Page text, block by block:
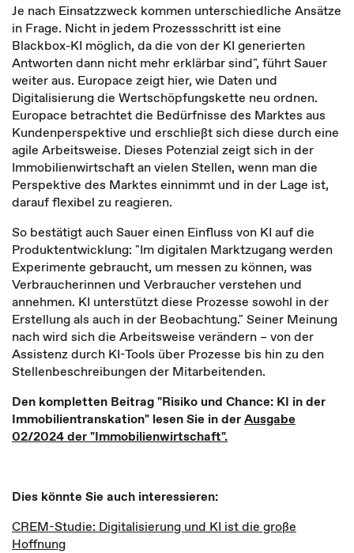
Je nach Einsatzzweck kommen unterschiedliche Ansätze
in Frage. Nicht in jedem Prozessschritt ist eine
Blackbox-KI möglich, da die von der KI generierten
Antworten dann nicht mehr erklärbar sind", führt Sauer
weiter aus. Europace zeigt hier, wie Daten und
Digitalisierung die Wertschöpfungskette neu ordnen.
Europace betrachtet die Bedürfnisse des Marktes aus
Kundenperspektive und erschließt sich diese durch eine
agile Arbeitsweise. Dieses Potenzial zeigt sich in der
Immobilienwirtschaft an vielen Stellen, wenn man die
Perspektive des Marktes einnimmt und in der Lage ist,
darauf flexibel zu reagieren.
So bestätigt auch Sauer einen Einfluss von KI auf die
Produktentwicklung: "Im digitalen Marktzugang werden
Experimente gebraucht, um messen zu können, was
Verbraucherinnen und Verbraucher verstehen und
annehmen. KI unterstützt diese Prozesse sowohl in der
Erstellung als auch in der Beobachtung." Seiner Meinung
nach wird sich die Arbeitsweise verändern – von der
Assistenz durch KI-Tools über Prozesse bis hin zu den
Stellenbeschreibungen der Mitarbeitenden.
Den kompletten Beitrag "Risiko und Chance: KI in der
Immobilientranskation" lesen Sie in derAusgabe
02/2024 der "Immobilienwirtschaft".
Dies könnte Sie auch interessieren:
CREM-Studie: Digitalisierung und KI ist die große
Hoffnung